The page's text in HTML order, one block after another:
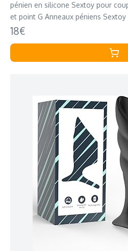
pénien en silicone Sextoy pour
et point G Anneaux péniens
18€